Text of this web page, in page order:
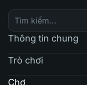
Thông tin chung
Trò chơi
Chợ